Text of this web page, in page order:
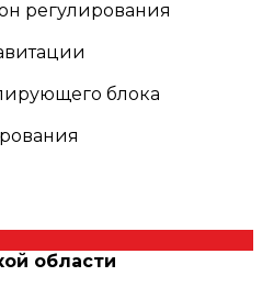
регулирования
блока
области